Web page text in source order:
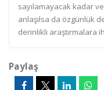
sayılamayacak kadar
anlaşılsa da özgünlük
derinlikli araştırmalara
Paylaş